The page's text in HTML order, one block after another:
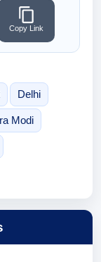
Copy Link
Delhi
Modi